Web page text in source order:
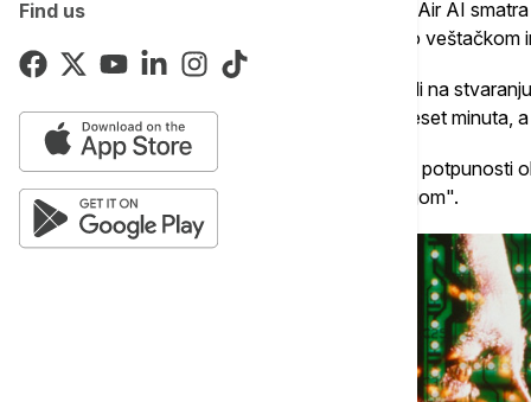
Find usTesla automobila, a softverska kompanija Air AI
zapravo ne razgovarate sa osobom, nego veštačkom
Ova kompanija sa sedištem u Majamiju radi na
vodi telefonske pozive od deset do četrdeset minuta,
AI asistent moći da, tvrde iz kompanije, "u potpunosti
potrebe za obukom, vođenjem ili motivacijom".